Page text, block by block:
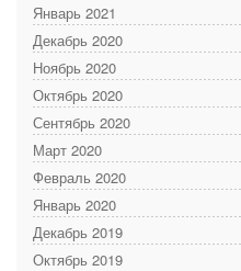
Январь 2021
Декабрь 2020
Ноябрь 2020
Октябрь 2020
Сентябрь 2020
Март 2020
Февраль 2020
Январь 2020
Декабрь 2019
Октябрь 2019